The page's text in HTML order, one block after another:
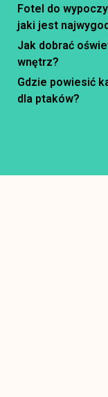
Fotel do
jaki jest
Jak dobrać
wnętrz?
Gdzie powiesić
dla ptaków?